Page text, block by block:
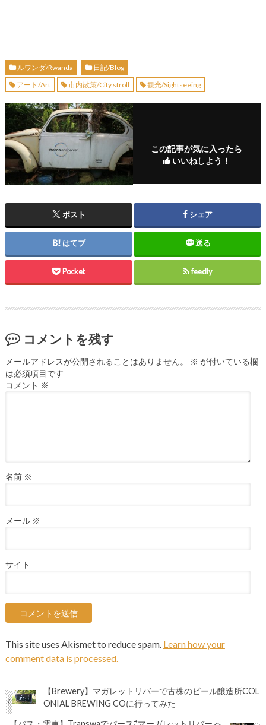
ルワンダ/Rwanda
日記/Blog
アート/Art
市内散策/City stroll 観光/Sightseeing
この記事が気に入ったら
いいねしよう！
ポスト シェア
はてブ 送る
Pocket feedly
コメントを残す
メールアドレスが公開されることはありません。 ※ が付いている欄
は必須項目です
コメント ※
名前 ※
メール ※
サイト
This site uses Akismet to reduce spam. Learn how your
comment data is processed.
【Brewery】マガレットリバーで古株のビール醸造所COL
ONIAL BREWING COに行ってみた